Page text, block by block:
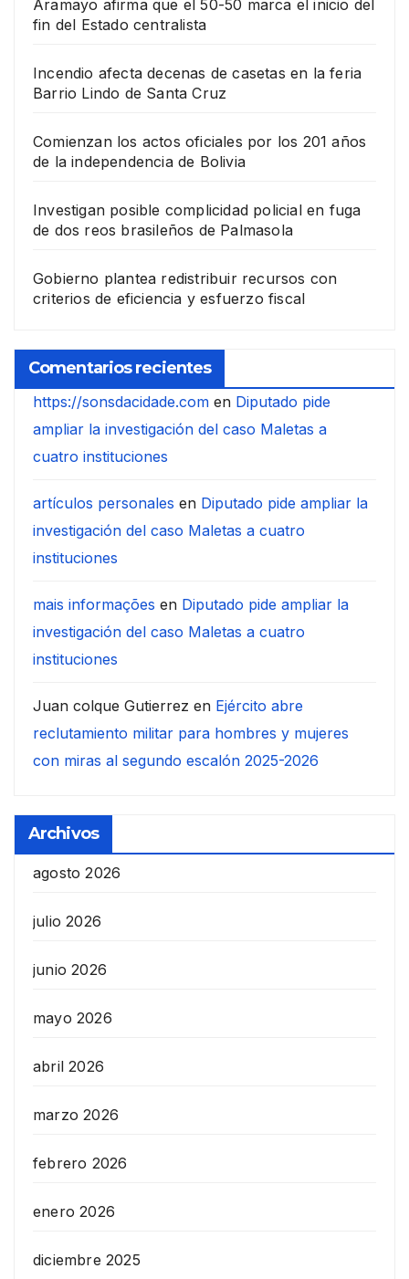
Aramayo afirma que el 50-50 marca el inicio del
fin del Estado centralista
Incendio afecta decenas de casetas en la feria
Barrio Lindo de Santa Cruz
Comienzan los actos oficiales por los 201 años
de la independencia de Bolivia
Investigan posible complicidad policial en fuga
de dos reos brasileños de Palmasola
Gobierno plantea redistribuir recursos con
criterios de eficiencia y esfuerzo fiscal
Comentarios recientes
https://sonsdacidade.com en Diputado pide
ampliar la investigación del caso Maletas a
cuatro instituciones
artículos personales en Diputado pide ampliar la
investigación del caso Maletas a cuatro
instituciones
mais informações en Diputado pide ampliar la
investigación del caso Maletas a cuatro
instituciones
Juan colque Gutierrez en Ejército abre
reclutamiento militar para hombres y mujeres
con miras al segundo escalón 2025-2026
Archivos
agosto 2026
julio 2026
junio 2026
mayo 2026
abril 2026
marzo 2026
febrero 2026
enero 2026
diciembre 2025